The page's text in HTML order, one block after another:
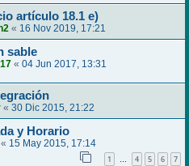
artículo 18.1 e)
« 16 Nov 2019, 17:21
sable
« 04 Jun 2017, 13:31
« 30 Dic 2015, 21:22
y Horario
« 15 May 2015, 17:14
1 … 4 5 6 7